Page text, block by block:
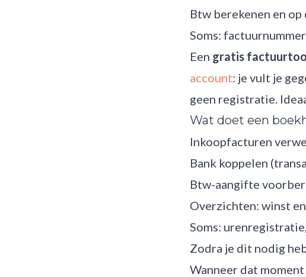
Btw berekenen en
Soms:
Een gratis
account: je vult je
geen registratie.
Wat doet een
Inkoopfacturen
Bank koppelen
Btw-aangifte
Overzichten: winst
Soms:
Zodra je dit nodig
Wanneer dat